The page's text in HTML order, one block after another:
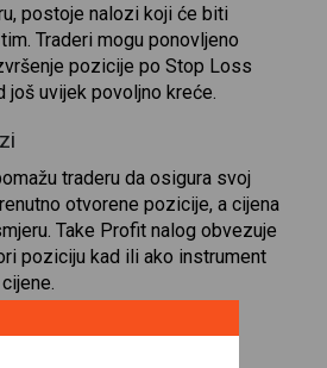
postoje nalozi koji će biti
Traderi mogu ponovljeno
pozicije po Stop Loss
još uvijek povoljno kreće.
traderu da osigura svoj
otvorene pozicije, a cijena
Take Profit nalog obvezuje
poziciju kad ili ako instrument
tržištu, CFD cijene
i iz tog se razloga